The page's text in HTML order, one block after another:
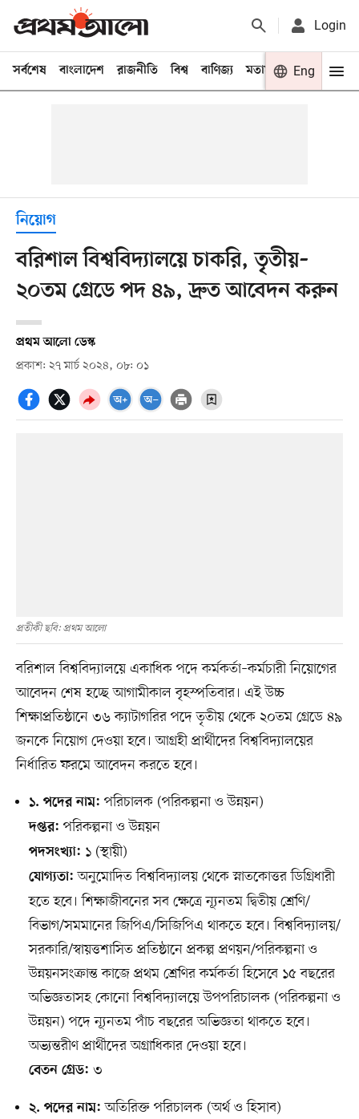
Login
সর্বশেষ বাংলাদেশ রাজনীতি বিশ্ব বাণিজ্য মতামত খেলা
Eng
নিয়োগ
বরিশাল বিশ্ববিদ্যালয়ে চাকরি, তৃতীয়–
২০তম গ্রেডে পদ ৪৯, দ্রুত আবেদন করুন
প্রথম আলো ডেস্ক
প্রকাশ: ২৭ মার্চ ২০২৪, ০৮: ০১
প্রতীকী ছবি: প্রথম আলো
বরিশাল বিশ্ববিদ্যালয়ে একাধিক পদে কর্মকর্তা–কর্মচারী নিয়োগের
আবেদন শেষ হচ্ছে আগামীকাল বৃহস্পতিবার। এই উচ্চ
শিক্ষাপ্রতিষ্ঠানে ৩৬ ক্যাটাগরির পদে তৃতীয় থেকে ২০তম গ্রেডে ৪৯
জনকে নিয়োগ দেওয়া হবে। আগ্রহী প্রার্থীদের বিশ্ববিদ্যালয়ের
নির্ধারিত ফরমে আবেদন করতে হবে।
১. পদের নাম: পরিচালক (পরিকল্পনা ও উন্নয়ন)
দপ্তর: পরিকল্পনা ও উন্নয়ন
পদসংখ্যা: ১ (স্থায়ী)
যোগ্যতা: অনুমোদিত বিশ্ববিদ্যালয় থেকে স্নাতকোত্তর ডিগ্রিধারী
হতে হবে। শিক্ষাজীবনের সব ক্ষেত্রে ন্যূনতম দ্বিতীয় শ্রেণি/
বিভাগ/সমমানের জিপিএ/সিজিপিএ থাকতে হবে। বিশ্ববিদ্যালয়/
সরকারি/স্বায়ত্তশাসিত প্রতিষ্ঠানে প্রকল্প প্রণয়ন/পরিকল্পনা ও
উন্নয়নসংক্রান্ত কাজে প্রথম শ্রেণির কর্মকর্তা হিসেবে ১৫ বছরের
অভিজ্ঞতাসহ কোনো বিশ্ববিদ্যালয়ে উপপরিচালক (পরিকল্পনা ও
উন্নয়ন) পদে ন্যূনতম পাঁচ বছরের অভিজ্ঞতা থাকতে হবে।
অভ্যন্তরীণ প্রার্থীদের অগ্রাধিকার দেওয়া হবে।
বেতন গ্রেড: ৩
২. পদের নাম: অতিরিক্ত পরিচালক (অর্থ ও হিসাব)